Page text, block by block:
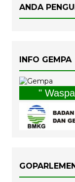
ANDA
INFO GEMPA
"